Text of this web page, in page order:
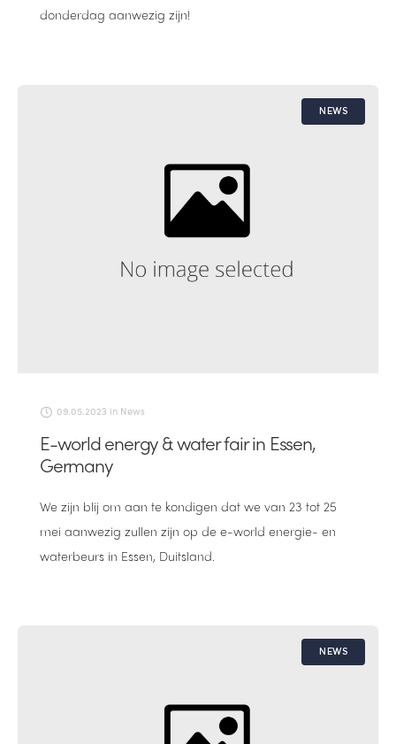
donderdag aanwezig zijn!
NEWS
09.05.2023 in News
E-world energy & water fair in Essen,
Germany
We zijn blij om aan te kondigen dat we van 23 tot 25
mei aanwezig zullen zijn op de e-world energie- en
waterbeurs in Essen, Duitsland.
NEWS